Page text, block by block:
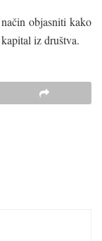
objasniti kako
iz društva.